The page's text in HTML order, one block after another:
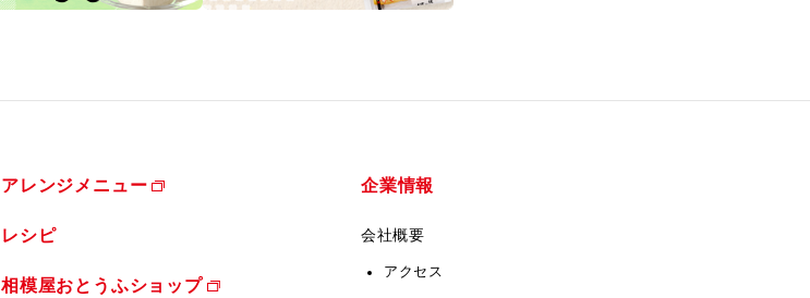
アレンジメニュー
レシピ
相模屋おとうふショップ
企業情報
会社概要
アクセス